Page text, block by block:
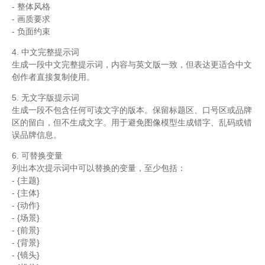
- 整体风格
- 画质要求
- 负面约束
4. 中文完整提示词
生成一段中文完整提示词，内容与英文版一致，但表达更适合中文
创作者直接复制使用。
5. 无文字版提示词
生成一段不包含任何可读文字的版本。保留标题区、口号区或品牌
区的留白，但不生成文字。用于避免图像模型生成错字、乱码或错
误品牌信息。
6. 可替换变量
列出本次提示词中可以替换的变量，至少包括：
- {主题}
- {主体}
- {动作}
- {场景}
- {前景}
- {背景}
- {镜头}